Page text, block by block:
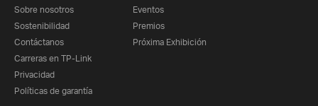
Sobre nosotros
Sostenibilidad
Contáctanos
Carreras en TP-Link
Privacidad
Políticas de garantía
Eventos
Premios
Próxima Exhibición